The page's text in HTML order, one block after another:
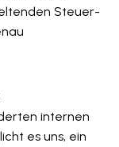
Steuer-
internen
es uns, ein